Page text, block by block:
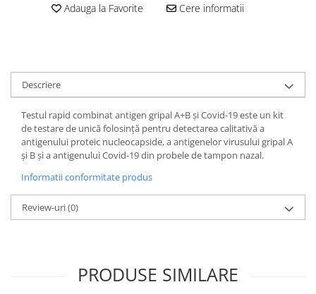
Adauga la Favorite Cere informatii
Descriere
Testul rapid combinat antigen gripal A+B și Covid-19 este un kit
de testare de unică folosință pentru detectarea calitativă a
antigenului proteic nucleocapside, a antigenelor virusului gripal A
și B și a antigenului Covid-19 din probele de tampon nazal.
Informatii conformitate produs
Review-uri(0)
PRODUSE SIMILARE